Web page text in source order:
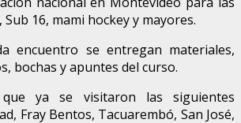
16, mami hockey y mayores.
encuentro se entregan materiales,
bochas y apuntes del curso.
ya se visitaron las siguientes
Fray Bentos, Tacuarembó, San José,